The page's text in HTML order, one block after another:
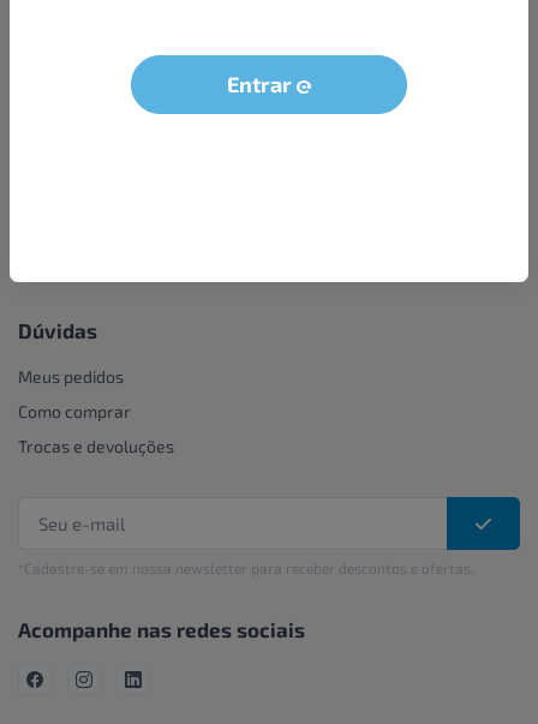
Entrar
Seja um parceiro
LGPD - Solicitação dos dados do titular
Dúvidas
Meus pedidos
Como comprar
Trocas e devoluções
*Cadastre-se em nossa newsletter para receber descontos e ofertas.
Acompanhe nas redes sociais